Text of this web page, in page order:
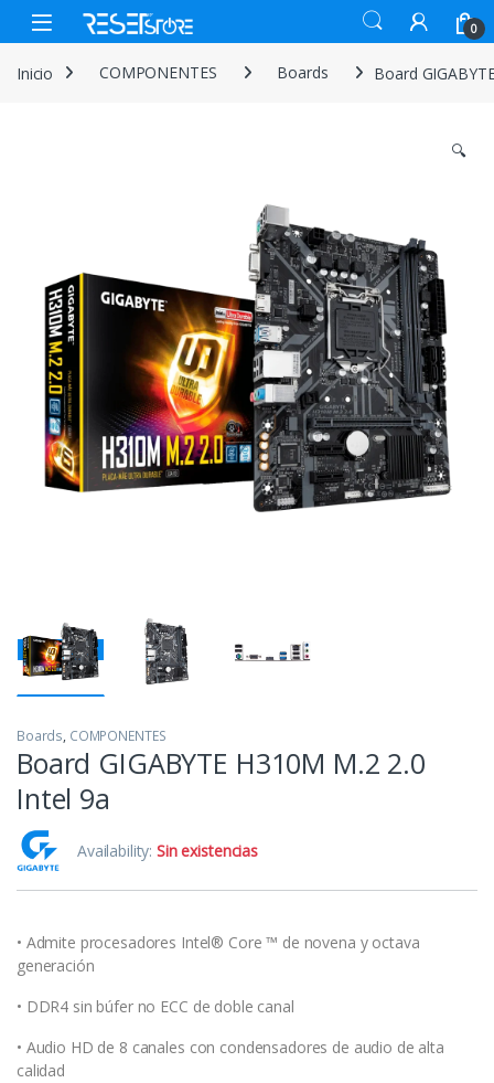
Skip to navigation
Skip to content
Open 0
Inicio COMPONENTES Boards Board
🔍
Boards, COMPONENTES
Board GIGABYTE H310M M.2 2.0
Intel 9a
Availability:Sin existencias
• Admite procesadores Intel® Core ™ de novena y octava
generación
• DDR4 sin búfer no ECC de doble canal
• Audio HD de 8 canales con condensadores de audio de alta
calidad